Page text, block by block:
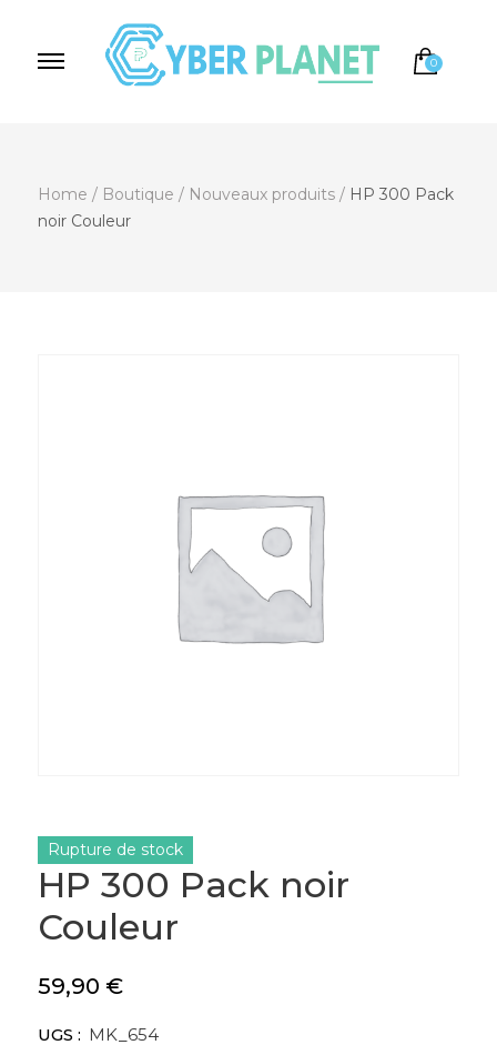
0
Home / Boutique / Nouveaux produits / HP 300 Pack
noir Couleur
HP 300 Pack noir
Couleur
59,90 €
Rupture de stock
UGS : MK_654